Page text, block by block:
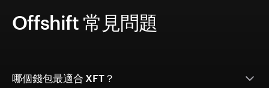
Offshift 常見問題
哪個錢包最適合 XFT？